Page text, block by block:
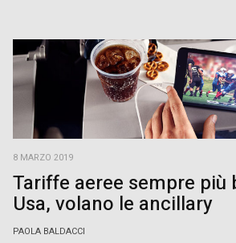
8 MARZO 2019
Tariffe aeree sempre più
Usa, volano le ancillary
PAOLA BALDACCI